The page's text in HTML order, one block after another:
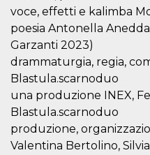
voce, effetti e kalimba
poesia Antonella
Garzanti 2023)
drammaturgia, regia,
Blastula.scarnoduo
una produzione INEX,
Blastula.scarnoduo
produzione,
Valentina Bertolino,
CookieScriptConsent